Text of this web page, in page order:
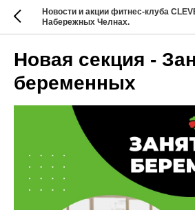
Новости и акции фитнес-клуба
Набережных Челнах.
Новая секция -
беременных